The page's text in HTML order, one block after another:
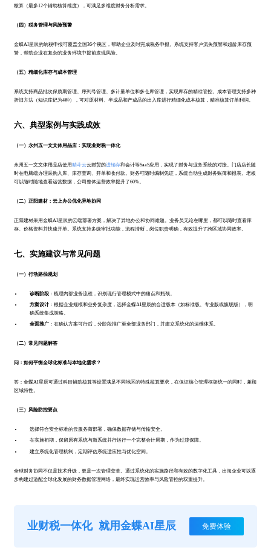
核算（最多12个辅助核算维度），可满足多维度财务分析需求。
（四）税务管理与风险预警
金蝶AI星辰的纳税申报可覆盖全国36个税区，帮助企业及时完成税务申报。系统支持客户流失预警和超龄库存预
警，帮助企业在复杂的业务环境中提前发现风险。
（五）精细化库存与成本管理
系统支持商品批次保质期管理、序列号管理、多计量单位和多仓库管理，实现库存的精准管控。成本管理支持多种
折旧方法（知识库记为4种），可对原材料、半成品和产成品的出入库进行精细化成本核算，精准核算订单利润。
六、典型案例与实践成效
（一）永州五一文文体用品店：实现业财税一体化
永州五一文文体用品店使用精斗云云财贸的进销存和会计等SaaS应用，实现了财务与业务系统的对接。门店店长随
时在电脑端办理采购入库、库存查询、开单和收付款。财务可随时编制凭证，系统自动生成财务账簿和报表。老板
可以随时随地查看运营数据，公司整体运营效率提升了60%。
（二）正阳建材：云上办公优化异地协同
正阳建材采用金蝶AI星辰的云端部署方案，解决了异地办公和协同难题。业务员无论在哪里，都可以随时查看库
存、价格资料并快速开单。系统支持多级审批功能，流程清晰，岗位职责明确，有效提升了跨区域协同效率。
七、实施建议与常见问题
（一）行动路径规划
诊断阶段：梳理内部业务流程，识别现行管理模式中的痛点和瓶颈。
方案设计：根据企业规模和业务复杂度，选择金蝶AI星辰的合适版本（如标准版、专业版或旗舰版），明
确系统集成策略。
全面推广：在确认方案可行后，分阶段推广至全部业务部门，并建立系统化的运维体系。
（二）常见问题解答
问：如何平衡全球化标准与本地化需求？
答：金蝶AI星辰可通过科目辅助核算等设置满足不同地区的特殊核算要求，在保证核心管理框架统一的同时，兼顾
区域特性。
（三）风险防控要点
选择符合安全标准的云服务商部署，确保数据存储与传输安全。
在实施初期，保留原有系统与新系统并行运行一个完整会计周期，作为过渡保障。
建立系统化管理机制，定期评估系统适应性与优化空间。
全球财务协同不仅是技术升级，更是一次管理变革。通过系统化的实施路径和有效的数字化工具，出海企业可以逐
步构建起适配全球化发展的财务数据管理网络，最终实现运营效率与风险管控的双重提升。
业财税一体化 就用金蝶AI星辰 免费体验